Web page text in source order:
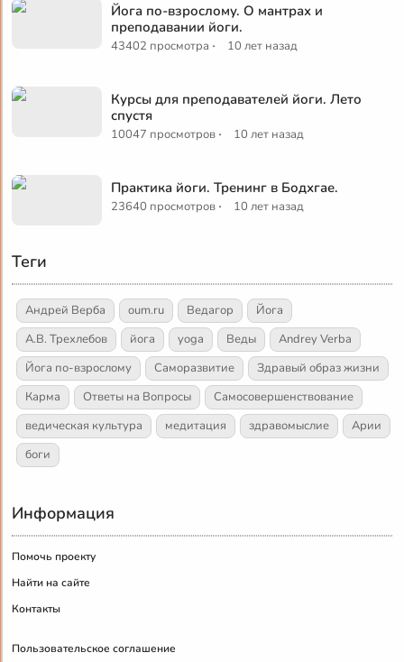
Йога по-взрослому. О мантрах и
преподавании йоги.
43402 просмотра · 10 лет назад
Курсы для преподавателей йоги. Лето
спустя
10047 просмотров · 10 лет назад
Практика йоги. Тренинг в Бодхгае.
23640 просмотров · 10 лет назад
Теги
Андрей Верба oum.ru Ведагор
Йога
А.В. Трехлебов
йога yoga Веды
Andrey Verba
Йога по-взрослому
Саморазвитие
Здравый образ жизни
Карма
Ответы на Вопросы
Самосовершенствование
ведическая культура
медитация здравомыслие
Арии
боги
Информация
Помочь проекту
Найти на сайте
Контакты
Пользовательское соглашение